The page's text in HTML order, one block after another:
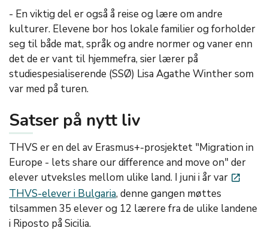
- En viktig del er også å reise og lære om andre
kulturer. Elevene bor hos lokale familier og forholder
seg til både mat, språk og andre normer og vaner enn
det de er vant til hjemmefra, sier lærer på
studiespesialiserende (SSØ) Lisa Agathe Winther som
var med på turen.
Satser på nytt liv
THVS er en del av Erasmus+-prosjektet "Migration in
Europe - lets share our difference and move on" der
elever utveksles mellom ulike land. I juni i år var launch
THVS-elever i Bulgaria, denne gangen møttes
tilsammen 35 elever og 12 lærere fra de ulike landene
i Riposto på Sicilia.